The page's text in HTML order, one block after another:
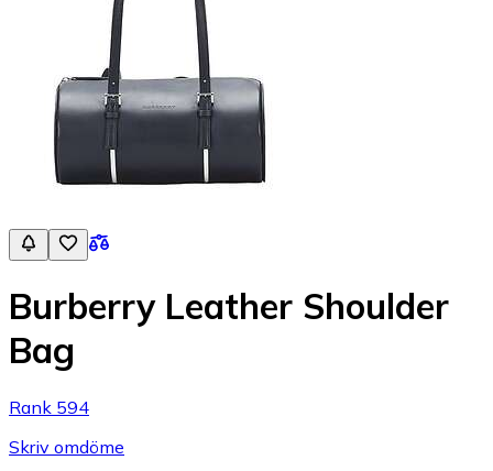
Burberry Leather Shoulder
Bag
Rank 594
Skriv omdöme